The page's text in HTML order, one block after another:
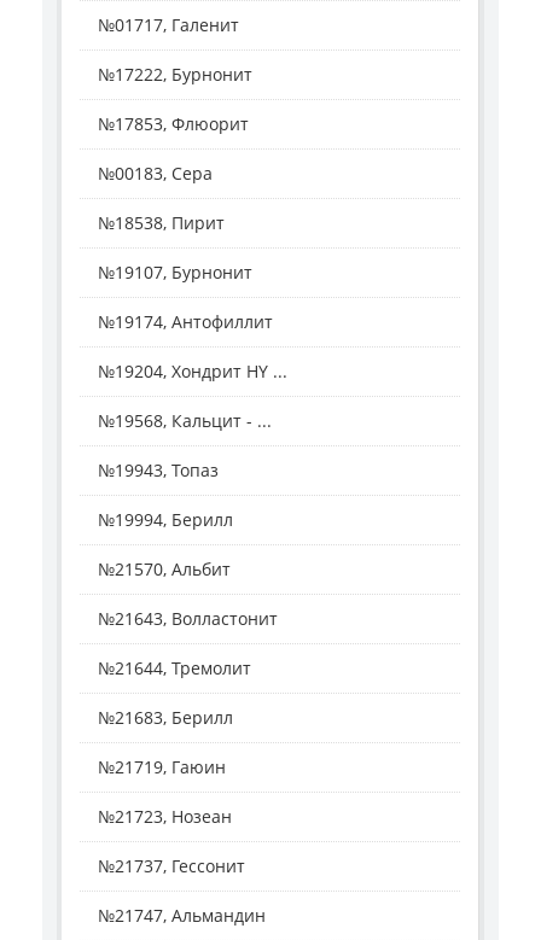
№01717, Галенит
№17222, Бурнонит
№17853, Флюорит
№00183, Сера
№18538, Пирит
№19107, Бурнонит
№19174, Антофиллит
№19204, Хондрит HY ...
№19568, Кальцит - ...
№19943, Топаз
№19994, Берилл
№21570, Альбит
№21643, Волластонит
№21644, Тремолит
№21683, Берилл
№21719, Гаюин
№21723, Нозеан
№21737, Гессонит
№21747, Альмандин